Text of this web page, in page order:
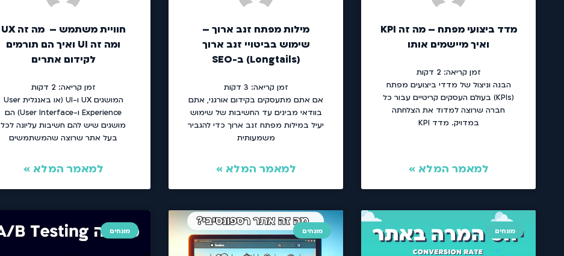
מדד ביצועי מפתח – מה זה KPI
ואיך מיישמים אותו
זמן קריאה: 2 דקות
הבנה וניצול של מדדי ביצועים מפתח
(KPIs) בעולם העסקים קריטיים עבור כל
חברה שרוצה למדוד את הצלחתה
במדויק. מדד KPI
למאמר המלא »
מילות מפתח זנב ארוך –
שימוש בביטויי זנב ארוך
(Longtails) ב-SEO
זמן קריאה: 3 דקות
אם אתם מתעסקים בקידום אורגני, אתם
בוודאי מבינים עד החשיבות של שימוש
יעיל במילות מפתח זנב ארוך כדי להגביר
משמעותית
למאמר המלא »
חוויית משתמש – מה זה UX
ומה זה UI ואיך הם תורמים
לקידום אתרים
זמן קריאה: 2 דקות
המושגים UX ו-UI (או באנגלית User
Experience ו-User Interface) הם
מושגים שיש להם חשיבות עליונה לכל
בעל אתר שרוצה שהמשתמשים
למאמר המלא »
מונחים מונחים מונחים